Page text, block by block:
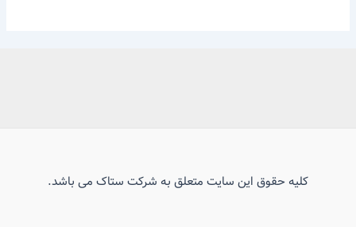
کلیه حقوق این سایت متعلق به شرکت ستاک می باشد.